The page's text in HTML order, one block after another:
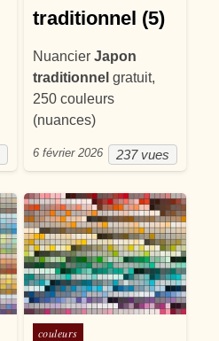
traditionnel (5)
Nuancier Japon
traditionnel gratuit,
250 couleurs
(nuances)
237 vues
6 février 2026
Posté dans
couleurs